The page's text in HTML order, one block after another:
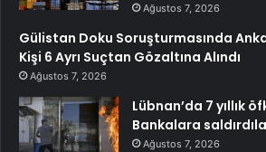
Ağustos 7, 2026
Gülistan Doku Soruşturmasında
Kişi 6 Ayrı Suçtan Gözaltına Alındı
Ağustos 7, 2026
Lübnan’da 7 yıllık
Bankalara
Ağustos 7, 2026